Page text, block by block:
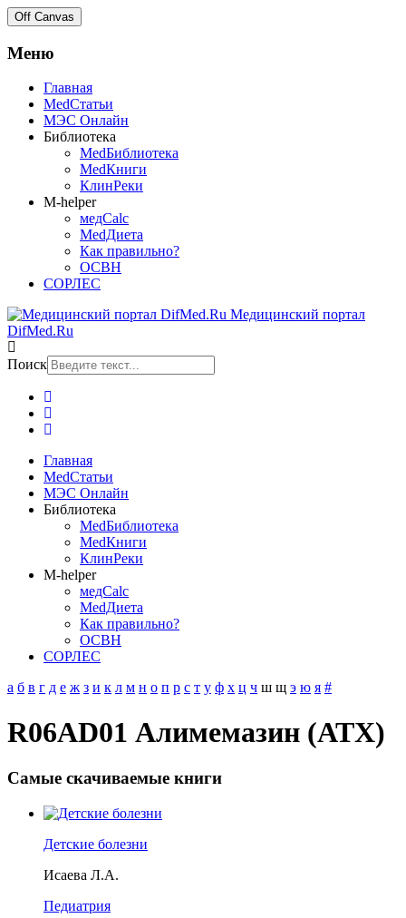
Off Canvas
Меню
Главная
MedСтатьи
МЭС Онлайн
Библиотека
MedБиблиотека
MedКниги
КлинРеки
M-helper
медCalc
MedДиета
Как правильно?
ОСВН
СОРЛЕС
Медицинский портал
DifMed.Ru
Поиск
Главная
MedСтатьи
МЭС Онлайн
Библиотека
MedБиблиотека
MedКниги
КлинРеки
M-helper
медCalc
MedДиета
Как правильно?
ОСВН
СОРЛЕС
а б в г д е ж з и к л м н о п р с т у ф х ц ч ш щ э ю я #
R06AD01 Алимемазин (АТХ)
Самые скачиваемые книги
Детские болезни
Исаева Л.А.
Педиатрия